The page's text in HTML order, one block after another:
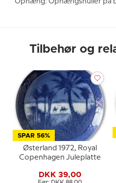
Ophæng: Ophængshuller på
Tilbehør og
SPAR 56%
Østerland 1972, Royal
Copenhagen Juleplatte
DKK 39,00